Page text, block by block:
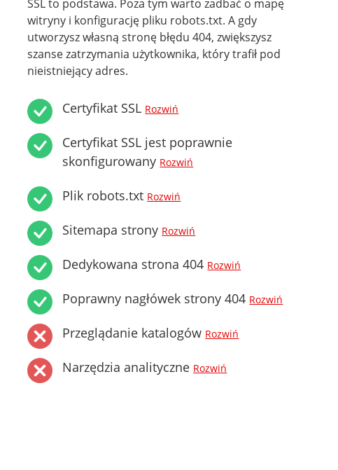
SSL to podstawa. Poza tym warto zadbać o mapę
witryny i konfigurację pliku robots.txt. A gdy
utworzysz własną stronę błędu 404, zwiększysz
szanse zatrzymania użytkownika, który trafił pod
nieistniejący adres.
Certyfikat SSL Rozwiń
Certyfikat SSL jest poprawnie
skonfigurowany Rozwiń
Plik robots.txt Rozwiń
Sitemapa strony Rozwiń
Dedykowana strona 404 Rozwiń
Poprawny nagłówek strony 404 Rozwiń
Przeglądanie katalogów Rozwiń
Narzędzia analityczne Rozwiń